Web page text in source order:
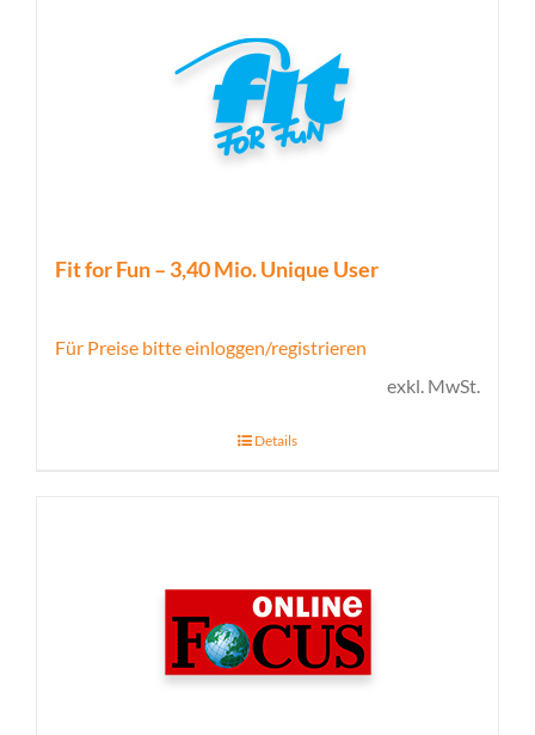
Fit for Fun – 3,40 Mio. Unique User
Für Preise bitte einloggen/registrieren
exkl. MwSt.
Details